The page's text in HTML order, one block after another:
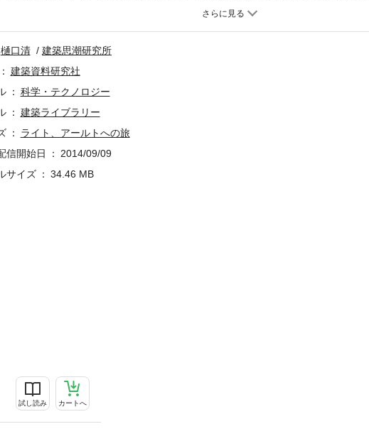
試し読み カートへ
の建築観を貫いた二人の建築家、F・Lライトと、A・アールトの作品を、著者自
樋口清
建築思潮研究所
建築資料研究社
科学・テクノロジー
建築ライブラリー
ライト、アールトへの旅
信開始日
2014/09/09
サイズ
34.46 MB